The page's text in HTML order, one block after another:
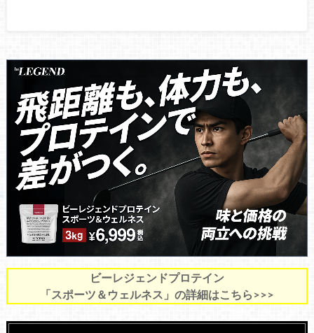
ビーレジェンドプロテイン
「スポーツ＆ウェルネス」の詳細はこちら>>>